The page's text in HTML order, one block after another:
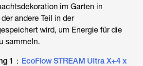
im Garten in
andere Teil in der
wird, um Energie für die
sammeln.
1： EcoFlow STREAM Ultra X+4 x